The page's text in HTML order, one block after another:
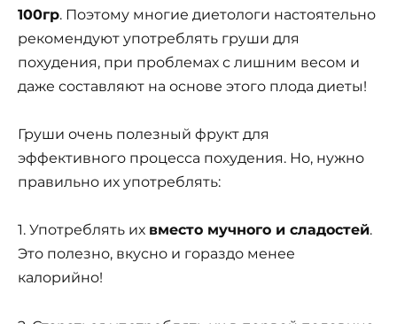
100гр. Поэтому многие диетологи настоятельно
рекомендуют употреблять груши для
похудения, при проблемах с лишним весом и
даже составляют на основе этого плода диеты!
Груши очень полезный фрукт для
эффективного процесса похудения. Но, нужно
правильно их употреблять:
1. Употреблять их вместо мучного и сладостей.
Это полезно, вкусно и гораздо менее
калорийно!